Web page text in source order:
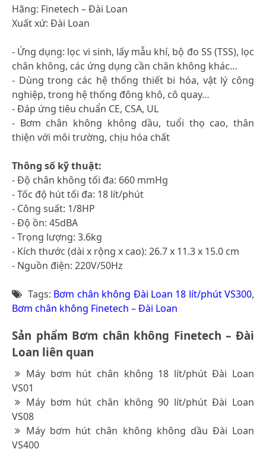
Hãng: Finetech – Đài Loan
Xuất xứ: Đài Loan
- Ứng dụng: lọc vi sinh, lấy mẫu khí, bộ đo SS (TSS), lọc
chân không, các ứng dụng cần chân không khác…
- Dùng trong các hệ thống thiết bi hóa, vật lý công
nghiệp, trong hệ thống đông khô, cô quay…
- Đáp ứng tiêu chuẩn CE, CSA, UL
- Bơm chân không không dầu, tuổi thọ cao, thân
thiện với môi trường, chịu hóa chất
Thông số kỹ thuật:
- Độ chân không tối đa: 660 mmHg
- Tốc độ hút tối đa: 18 lít/phút
- Công suất: 1/8HP
- Độ ồn: 45dBA
- Trọng lượng: 3.6kg
- Kích thước (dài x rộng x cao): 26.7 x 11.3 x 15.0 cm
- Nguồn điện: 220V/50Hz
Tags: Bơm chân không Đài Loan 18 lít/phút VS300,
Bơm chân không Finetech – Đài Loan
Sản phẩm Bơm chân không Finetech – Đài
Loan liên quan
Máy bơm hút chân không 18 lít/phút Đài Loan
VS01
Máy bơm hút chân không 90 lít/phút Đài Loan
VS08
Máy bơm hút chân không không dầu Đài Loan
VS400